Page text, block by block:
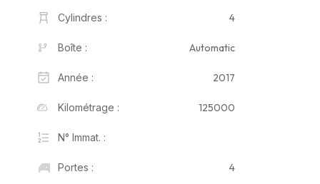
Cylindres : 4
Boîte : Automatic
Année : 2017
Kilométrage : 125000
N° Immat. :
Portes : 4